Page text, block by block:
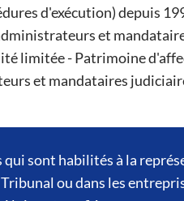
d'exécution) depuis
et
limitée - Patrimoine
et mandataires
qui sont habilités à la
ou dans les